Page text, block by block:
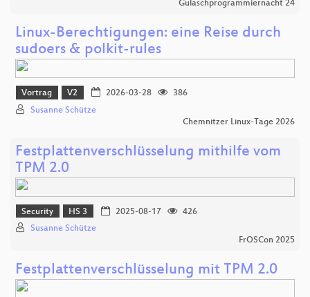
Gulaschprogrammiernacht 24
Linux-Berechtigungen: eine Reise durch
sudoers & polkit-rules
Vortrag V2 2026-03-28
386
Susanne Schütze
Chemnitzer Linux-Tage 2026
Festplattenverschlüsselung mithilfe vom
TPM 2.0
Security HS 3 2025-08-17
426
Susanne Schütze
FrOSCon 2025
Festplattenverschlüsselung mit TPM 2.0